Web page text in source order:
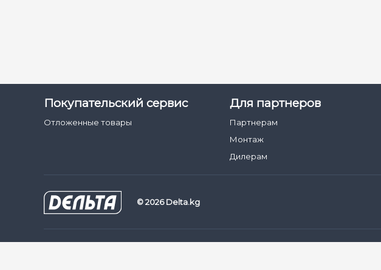
Покупательский сервис
Отложенные товары
Для партнеров
Партнерам
Монтаж
Дилерам
© 2026 Delta.kg